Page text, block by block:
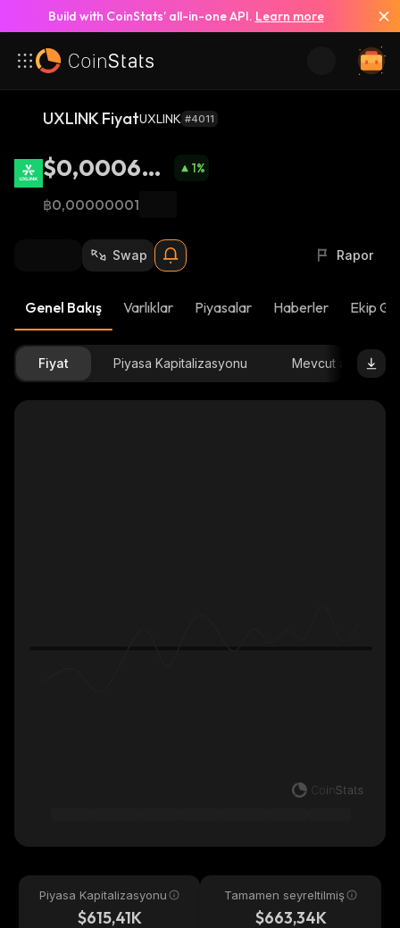
Build with CoinStats’ all-in-one API. Learn more
UXLINK FiyatUXLINK #4011
$0,000662
5
1%
฿0,00000001
Swap Rapor
Genel Bakış Varlıklar Piyasalar Haberler Ekip
Fiyat Piyasa Kapitalizasyonu Mevcut arz
Piyasa Kapitalizasyonu
$615,41K
Tamamen seyreltilmiş
$663,34K